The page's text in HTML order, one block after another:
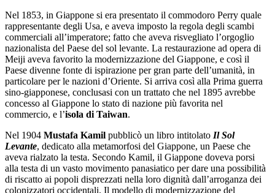
Nel 1853, in Giappone si era presentato il commodoro Perry quale
rappresentante degli Usa, e aveva imposto la regola degli scambi
commerciali all’imperatore; fatto che aveva risvegliato l’orgoglio
nazionalista del Paese del sol levante. La restaurazione ad opera di
Meiji aveva favorito la modernizzazione del Giappone, e così il
Paese divenne fonte di ispirazione per gran parte dell’umanità, in
particolare per le nazioni d’Oriente. Si arriva così alla Prima guerra
sino-giapponese, conclusasi con un trattato che nel 1895 avrebbe
concesso al Giappone lo stato di nazione più favorita nel
commercio, e l’isola di Taiwan.
Nel 1904 Mustafa Kamil pubblicò un libro intitolato Il Sol
Levante, dedicato alla metamorfosi del Giappone, un Paese che
aveva rialzato la testa. Secondo Kamil, il Giappone doveva porsi
alla testa di un vasto movimento panasiatico per dare una possibilità
di riscatto ai popoli disprezzati nella loro dignità dall’arroganza dei
colonizzatori occidentali. Il modello di modernizzazione del